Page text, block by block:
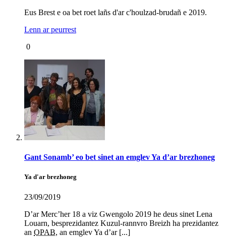
Eus Brest e oa bet roet lañs d'ar c'houlzad-brudañ e 2019.
Lenn ar peurrest
0
Gant Sonamb’ eo bet sinet an emglev Ya d’ar brezhoneg
Ya d'ar brezhoneg
23/09/2019
D’ar Merc’her 18 a viz Gwengolo 2019 he deus sinet Lena
Louarn, besprezidantez Kuzul-rannvro Breizh ha prezidantez
an OPAB, an emglev Ya d’ar [...]